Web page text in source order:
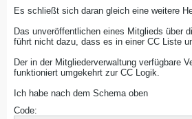
Es schließt sich daran gleich eine weitere
Das unveröffentlichen eines Mitglieds über
führt nicht dazu, dass es in einer CC Liste
Der in der Mitgliederverwaltung verfügbare
funktioniert umgekehrt zur CC Logik.
Ich habe nach dem Schema oben
Code: